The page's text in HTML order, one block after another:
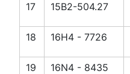
17 15B2-504.27
18 16H4 - 7726
19 16N4 - 8435